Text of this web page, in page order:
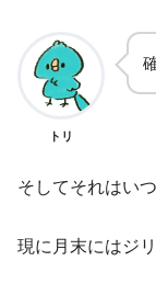
トリ
そしてそれはい
現に月末にはジ